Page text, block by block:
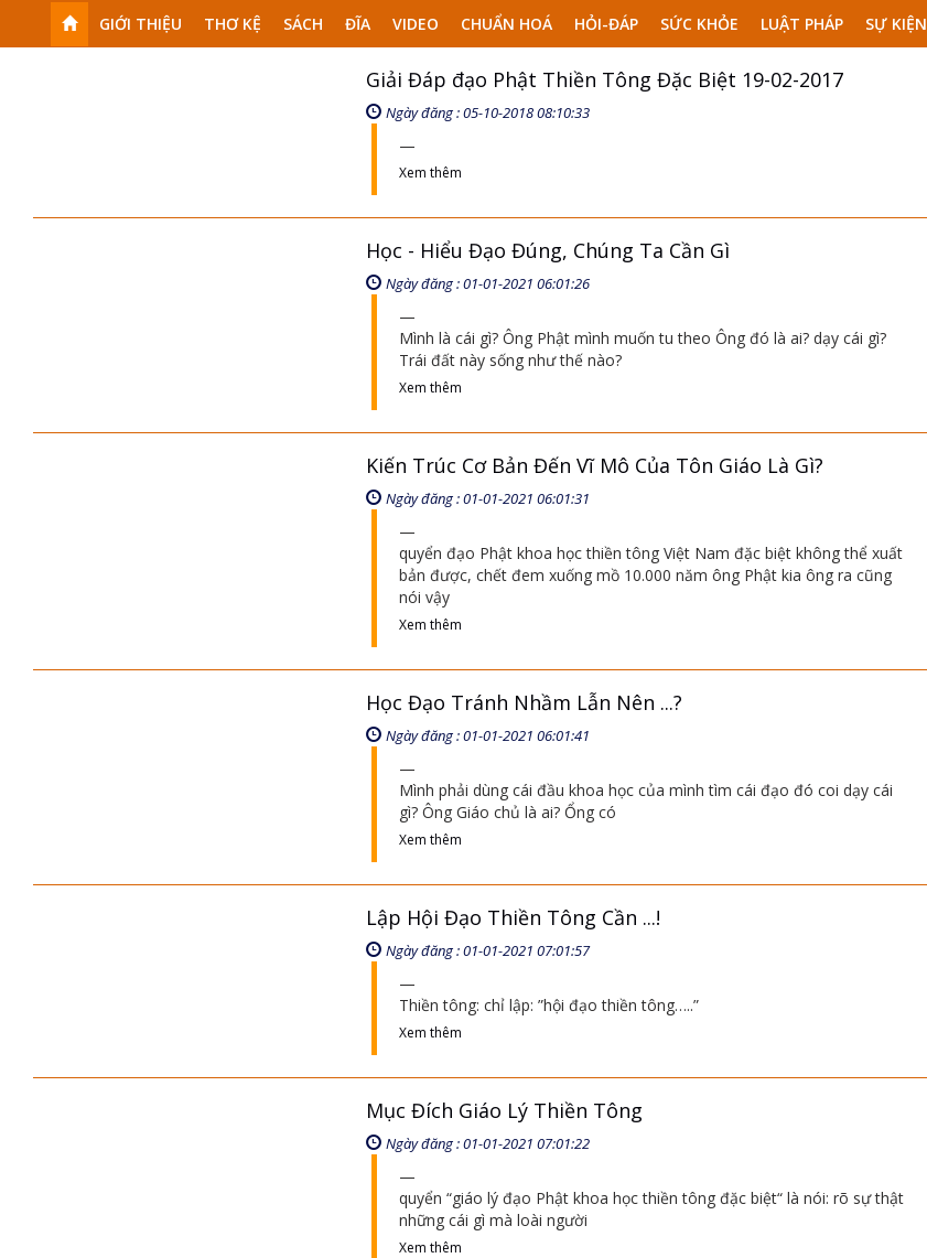
GIỚI THIỆU THƠ KỆ SÁCH ĐĨA VIDEO CHUẨN HOÁ HỎI-ĐÁP SỨC KHỎE LUẬT PHÁP SỰ KIỆN
Giải Đáp đạo Phật Thiền Tông Đặc Biệt 19-02-2017
Ngày đăng : 05-10-2018 08:10:33
Xem thêm
Học - Hiểu Đạo Đúng, Chúng Ta Cần Gì
Ngày đăng : 01-01-2021 06:01:26
Mình là cái gì? Ông Phật mình muốn tu theo Ông đó là ai? dạy cái gì?
Trái đất này sống như thế nào?
Xem thêm
Kiến Trúc Cơ Bản Đến Vĩ Mô Của Tôn Giáo Là Gì?
Ngày đăng : 01-01-2021 06:01:31
quyển đạo Phật khoa học thiền tông Việt Nam đặc biệt không thể xuất
bản được, chết đem xuống mồ 10.000 năm ông Phật kia ông ra cũng
nói vậy
Xem thêm
Học Đạo Tránh Nhầm Lẫn Nên ...?
Ngày đăng : 01-01-2021 06:01:41
Mình phải dùng cái đầu khoa học của mình tìm cái đạo đó coi dạy cái
gì? Ông Giáo chủ là ai? Ổng có
Xem thêm
Lập Hội Đạo Thiền Tông Cần ...!
Ngày đăng : 01-01-2021 07:01:57
Thiền tông: chỉ lập: ”hội đạo thiền tông…..”
Xem thêm
Mục Đích Giáo Lý Thiền Tông
Ngày đăng : 01-01-2021 07:01:22
quyển “giáo lý đạo Phật khoa học thiền tông đặc biệt“ là nói: rõ sự thật
những cái gì mà loài người
Xem thêm